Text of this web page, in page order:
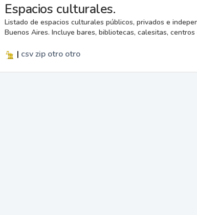
Espacios culturales.
Listado de espacios culturales públicos, privados e
Buenos Aires. Incluye bares, bibliotecas, calesitas,
| csvzip otro otro